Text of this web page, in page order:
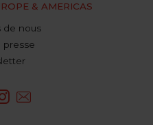
& AMERICAS
de nous
presse